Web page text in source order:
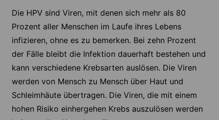
Die HPV sind Viren, mit denen sich mehr als 80
Prozent aller Menschen im Laufe ihres Lebens
infizieren, ohne es zu bemerken. Bei zehn Prozent
der Fälle bleibt die Infektion dauerhaft bestehen und
kann verschiedene Krebsarten auslösen. Die Viren
werden von Mensch zu Mensch über Haut und
Schleimhäute übertragen. Die Viren, die mit einem
hohen Risiko einhergehen Krebs auszulösen werden